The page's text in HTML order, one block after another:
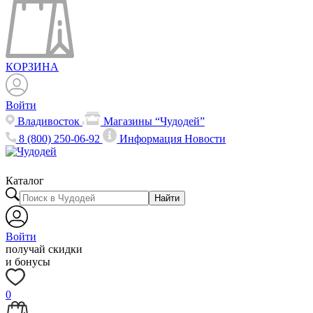
КОРЗИНА
Войти
Владивосток
Магазины “Чудодей”
8 (800) 250-06-92
ИнформацияНовости
Каталог
Найти
Войти
получай скидки
и бонусы
0